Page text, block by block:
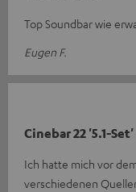
Top Soundbar wie
Eugen F.
Cinebar 22 '5.1-Set'
Ich hatte mich vor
verschiedenen